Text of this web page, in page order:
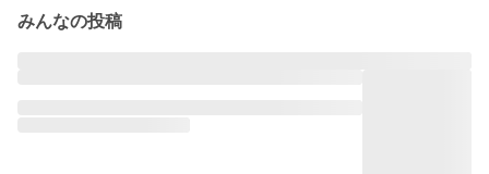
みんなの投稿